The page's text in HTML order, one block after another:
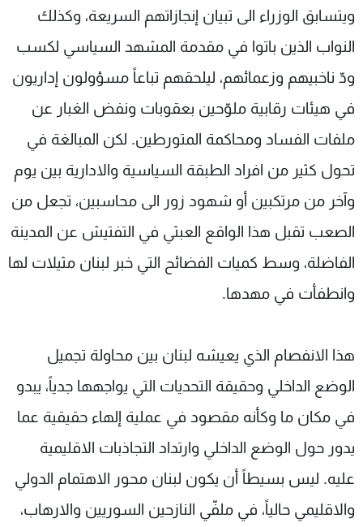
ويتسابق الوزراء الى تبيان إنجازاتهم السريعة، وكذلك
النواب الذين باتوا في مقدمة المشهد السياسي لكسب
ودّ ناخبيهم وزعمائهم، ليلحقهم تباعاً مسؤولون إداريون
في هيئات رقابية ملوّحين بعقوبات ونفض الغبار عن
ملفات الفساد ومحاكمة المتورطين. لكن المبالغة في
تحول كثير من افراد الطبقة السياسية والادارية بين يوم
وآخر من مرتكبين أو شهود زور الى محاسبين، تجعل من
الصعب تقبل هذا الواقع العبثي في التفتيش عن المدينة
الفاضلة، وسط كميات الفضائح التي خبر لبنان مثيلات لها
وانطفأت في مهدها.
هذا الانفصام الذي يعيشه لبنان بين محاولة تجميل
الوضع الداخلي وحقيقة التحديات التي يواجهها جدياً، يبدو
في مكان ما وكأنه مقصود في عملية إلهاء حقيقية عما
يدور حول الوضع الداخلي وارتداد التجاذبات الاقليمية
عليه. ليس بسيطاً أن يكون لبنان محور الاهتمام الدولي
والاقليمي حالياً، في ملفّي النازحين السوريين والارهاب،